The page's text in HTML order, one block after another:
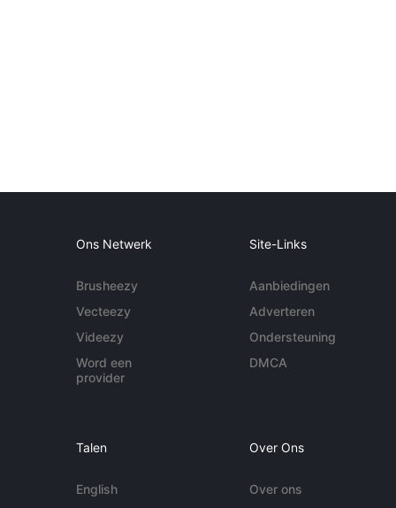
Ons Netwerk
Brusheezy
Vecteezy
Videezy
Word een
provider
Site-Links
Aanbiedingen
Adverteren
Ondersteuning
DMCA
Talen
English
Over Ons
Over ons